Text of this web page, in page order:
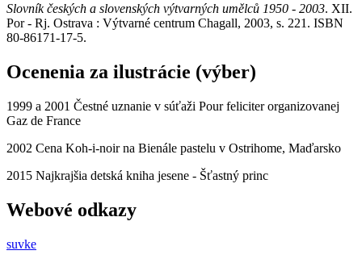
Slovník českých a slovenských výtvarných umělců 1950 - 2003. XII.
Por - Rj. Ostrava : Výtvarné centrum Chagall, 2003, s. 221. ISBN
80-86171-17-5.
Ocenenia za ilustrácie (výber)
1999 a 2001 Čestné uznanie v súťaži Pour feliciter organizovanej
Gaz de France
2002 Cena Koh-i-noir na Bienále pastelu v Ostrihome, Maďarsko
2015 Najkrajšia detská kniha jesene - Šťastný princ
Webové odkazy
suvke